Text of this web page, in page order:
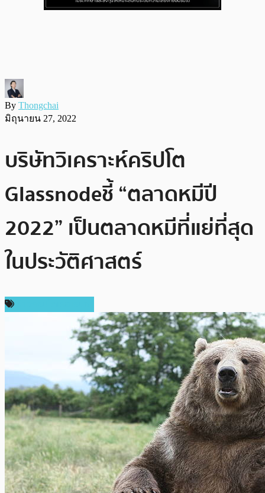
By Thongchai
มิถุนายน 27, 2022
บริษัทวิเคราะห์คริปโต
Glassnode ชี้ “ตลาดหมีปี
2022” เป็นตลาดหมีที่แย่ที่สุด
ในประวัติศาสตร์